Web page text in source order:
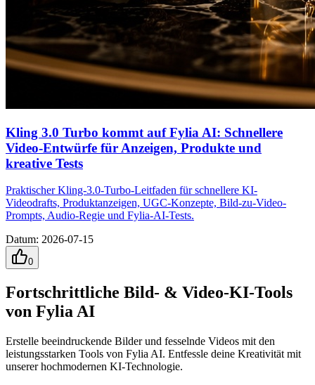
Kling 3.0 Turbo kommt auf Fylia AI: Schnellere
Video-Entwürfe für Anzeigen, Produkte und
kreative Tests
Praktischer Kling-3.0-Turbo-Leitfaden für schnellere KI-
Videodrafts, Produktanzeigen, UGC-Konzepte, Bild-zu-Video-
Prompts, Audio-Regie und Fylia-AI-Tests.
Datum: 2026-07-15
0
Fortschrittliche Bild- & Video-KI-Tools
von Fylia AI
Erstelle beeindruckende Bilder und fesselnde Videos mit den
leistungsstarken Tools von Fylia AI. Entfessle deine Kreativität mit
unserer hochmodernen KI-Technologie.